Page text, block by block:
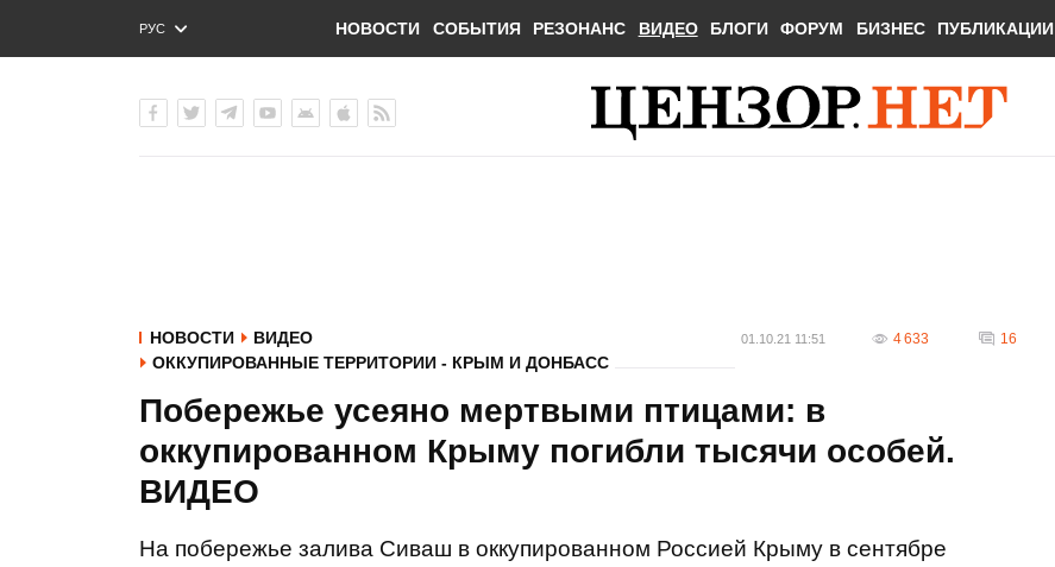
РУС
ENG
НОВОСТИ СОБЫТИЯ РЕЗОНАНС ВИДЕО БЛОГИ ФОРУМ БИЗНЕС ПУБЛИКАЦИИ
НОВОСТИ
ВИДЕО
ОККУПИРОВАННЫЕ ТЕРРИТОРИИ - КРЫМ И ДОНБАСС
01.10.21 11:51 4 633 16
Побережье усеяно мертвыми птицами: в
оккупированном Крыму погибли тысячи особей.
ВИДЕО
На побережье залива Сиваш в оккупированном Россией Крыму в сентябре